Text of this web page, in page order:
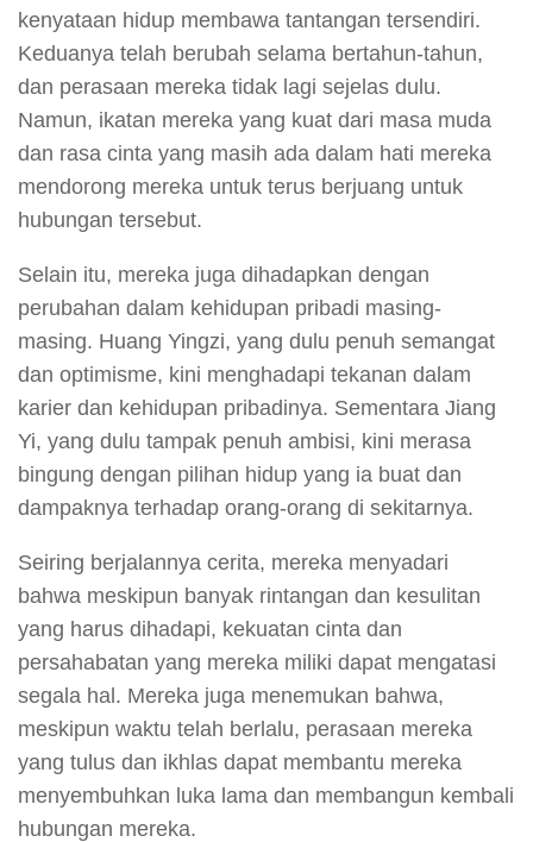
kenyataan hidup membawa tantangan tersendiri.
Keduanya telah berubah selama bertahun-tahun,
dan perasaan mereka tidak lagi sejelas dulu.
Namun, ikatan mereka yang kuat dari masa muda
dan rasa cinta yang masih ada dalam hati mereka
mendorong mereka untuk terus berjuang untuk
hubungan tersebut.
Selain itu, mereka juga dihadapkan dengan
perubahan dalam kehidupan pribadi masing-
masing. Huang Yingzi, yang dulu penuh semangat
dan optimisme, kini menghadapi tekanan dalam
karier dan kehidupan pribadinya. Sementara Jiang
Yi, yang dulu tampak penuh ambisi, kini merasa
bingung dengan pilihan hidup yang ia buat dan
dampaknya terhadap orang-orang di sekitarnya.
Seiring berjalannya cerita, mereka menyadari
bahwa meskipun banyak rintangan dan kesulitan
yang harus dihadapi, kekuatan cinta dan
persahabatan yang mereka miliki dapat mengatasi
segala hal. Mereka juga menemukan bahwa,
meskipun waktu telah berlalu, perasaan mereka
yang tulus dan ikhlas dapat membantu mereka
menyembuhkan luka lama dan membangun kembali
hubungan mereka.